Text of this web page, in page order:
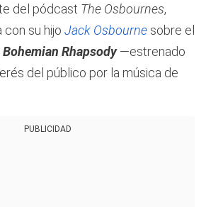
del pódcast The Osbournes,
su hijo Jack Osbourne sobre el
Bohemian Rhapsody—estrenado
del público por la música de
PUBLICIDAD